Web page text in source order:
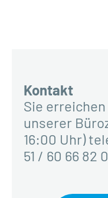
Kontakt
Sie
unserer
16:00 Uhr)
51 / 60 66 82 0